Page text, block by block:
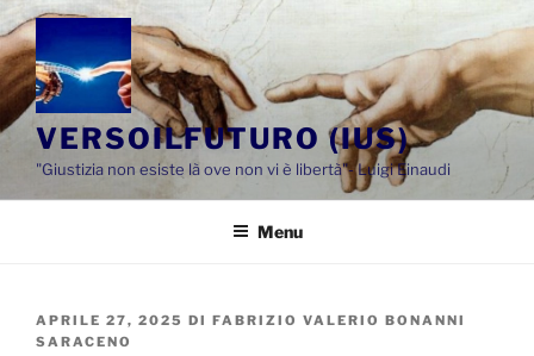
Salta
al
contenuto
VERSOILFUTURO (IUS)
"Giustizia non esiste là ove non vi è libertà"- Luigi Einaudi
Menu
PUBBLICATO
IL
APRILE 27, 2025 DI FABRIZIO VALERIO BONANNI
SARACENO